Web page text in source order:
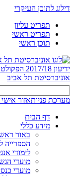
דילוג לתוכן העיקרי
תפריט עליון
תפריט ראשי
תוכן ראשי
ידיעון 2017/18
אוניברסיטת תל אביב
מערכת פניותאזור
דף הבית
מידע כללי
באור
הספרייה
לימודי
מועדי
מועדי